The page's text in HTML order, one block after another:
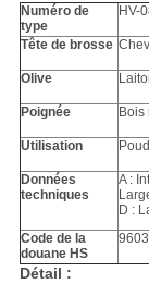
Numéro de
type
HV-
Tête de brosse
Olive
Poignée Bois
Utilisation
Données
techniques
A :
D :
Code de la
douane HS
Détail :